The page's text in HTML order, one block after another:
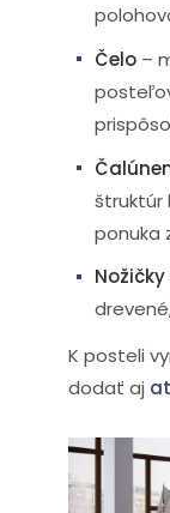
Čelo –
štruktúr
ponuka
Nožičky
K posteli
dodať aj